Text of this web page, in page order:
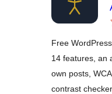
Free
14 features, an
own posts,
contrast checker.